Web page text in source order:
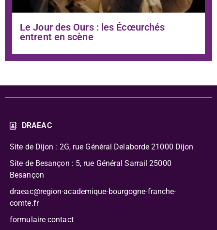
Le Jour des Ours : les Écœurchés
entrent en scène
DRAEAC
Site de Dijon : 2G, rue Général Delaborde 21000 Dijon
Site de Besançon : 5, rue Général Sarrail 25000
Besançon
draeac@region-academique-bourgogne-franche-
comte.fr
formulaire contact